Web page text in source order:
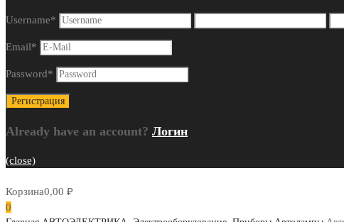
Username*
Email*
Password*
Already have an account? Логин
(close)
Корзина0,00 ₽
0